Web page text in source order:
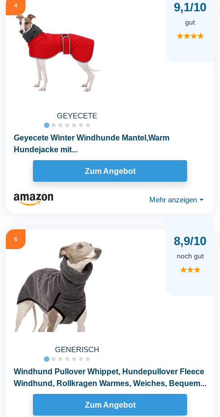
4
GEYECETE
9,1/10
gut
★★★★
Geyecete Winter Windhunde Mantel,Warm
Hundejacke mit...
Zum Angebot
Mehr anzeigen ⏷
5
GENERISCH
8,9/10
noch gut
★★★
Windhund Pullover Whippet, Hundepullover Fleece
Windhund, Rollkragen Warmes, Weiches, Bequem...
Zum Angebot